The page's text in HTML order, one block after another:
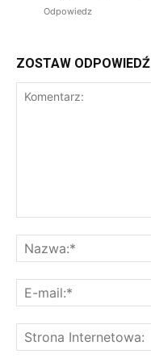
Odpowiedz
ZOSTAW ODPOWIEDŹ